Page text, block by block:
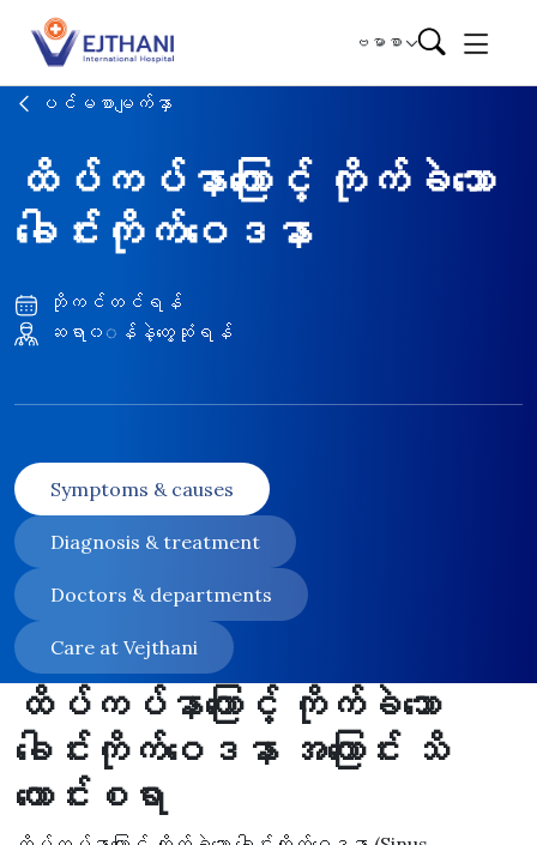
Skip to content
ဗမာစာ
ပင်မစာမျက်နှာ
ထိပ်ကပ်နာကြောင့် ကိုက်ခဲသော
ခေါင်းကိုက်ဝေဒနာ
ဘိုကင်တင်ရန်
ဆရာ၀◌န်နဲ့တွေ့ဆုံရန်
Symptoms & causes
Diagnosis & treatment
Doctors & departments
Care at Vejthani
ထိပ်ကပ်နာကြောင့် ကိုက်ခဲသော
ခေါင်းကိုက်ဝေဒနာ အကြောင်း သိ
ကောင်းစရာ